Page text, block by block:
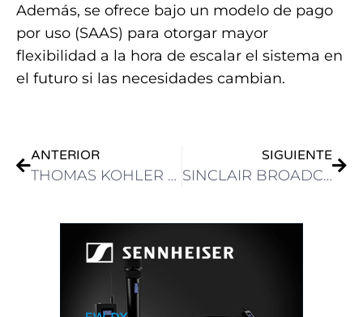
Además, se ofrece bajo un modelo de pago
por uso (SAAS) para otorgar mayor
flexibilidad a la hora de escalar el sistema en
el futuro si las necesidades cambian.
ANTERIOR
THOMAS KOHLER ES EL NUEVO CEO DE VIACCESS-ORCA
SIGUIENTE
SINCLAIR BROADCAST ELIGIÓ LA SOLUCIÓN PULSE-IT DE EMBRACE PARA LA ORQUESTACIÓN DE MEDIOS EN LA NUBE